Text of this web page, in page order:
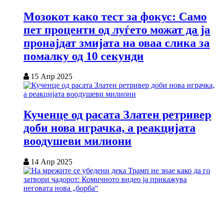
Мозокот како тест за фокус: Само
пет проценти од луѓето можат да ја
пронајдат змијата на оваа слика за
помалку од 10 секунди
15 Апр 2025
Кученце од расата Златен ретривер
доби нова играчка, а реакцијата
воодушеви милиони
14 Апр 2025